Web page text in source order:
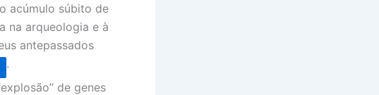
acúmulo súbito de
na arqueologia e à
antepassados
.
de genes